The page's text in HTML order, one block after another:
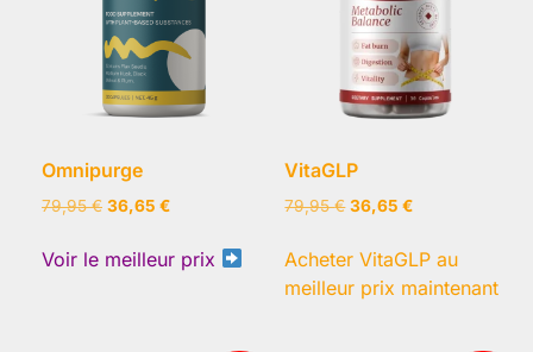
Omnipurge
79,95€ Le
initial
36,65 €Le
actuel
est :
Voir le meilleur prix
VitaGLP
79,95€ Le
initial
79,95 €.
36,65€Le
actuel
36,65 €.
Acheter VitaGLP au
meilleur prix maintenant